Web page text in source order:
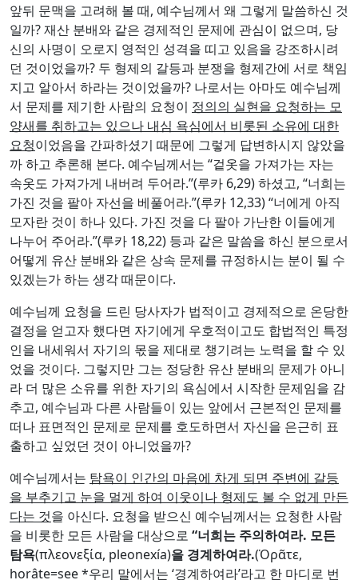
앞뒤 문맥을 고려해 볼 때, 예수님께서 왜 그렇게 말씀하신 것
일까? 재산 분배와 같은 경제적인 문제에 관심이 없으며, 당
신의 사명이 오로지 영적인 성격을 띠고 있음을 강조하시려
던 것이었을까? 두 형제의 갈등과 분쟁을 형제간에 서로 책임
지고 알아서 하라는 것이었을까? 나로서는 아마도 예수님께
서 문제를 제기한 사람의 요청이 정의의 실현을 요청하는 모
양새를 취하고는 있으나 내심 욕심에서 비롯된 소유에 대한
요청이었음을 간파하셨기 때문에 그렇게 답변하시지 않았을
까 하고 추론해 본다. 예수님께서는 “겉옷을 가져가는 자는
속옷도 가져가게 내버려 두어라.”(루카 6,29) 하셨고, “너희는
가진 것을 팔아 자선을 베풀어라.”(루카 12,33) “너에게 아직
모자란 것이 하나 있다. 가진 것을 다 팔아 가난한 이들에게
나누어 주어라.”(루카 18,22) 등과 같은 말씀을 하신 분으로서
어떻게 유산 분배와 같은 상속 문제를 규정하시는 분이 될 수
있겠는가 하는 생각 때문이다.
예수님께 요청을 드린 당사자가 법적이고 경제적으로 온당한
결정을 얻고자 했다면 자기에게 우호적이고도 합법적인 특정
인을 내세워서 자기의 몫을 제대로 챙기려는 노력을 할 수 있
었을 것이다. 그렇지만 그는 정당한 유산 분배의 문제가 아니
라 더 많은 소유를 위한 자기의 욕심에서 시작한 문제임을 감
추고, 예수님과 다른 사람들이 있는 앞에서 근본적인 문제를
떠나 표면적인 문제로 문제를 호도하면서 자신을 은근히 표
출하고 싶었던 것이 아니었을까?
예수님께서는 탐욕이 인간의 마음에 차게 되면 주변에 갈등
을 부추기고 눈을 멀게 하여 이웃이나 형제도 볼 수 없게 만든
다는 것을 아신다. 요청을 받으신 예수님께서는 요청한 사람
을 비롯한 모든 사람을 대상으로 “너희는 주의하여라. 모든
탐욕(πλεονεξία, pleonexía)을 경계하여라.(Ὁρᾶτε,
horâte=see *우리 말에서는 ‘경계하여라’라고 한 마디로 번